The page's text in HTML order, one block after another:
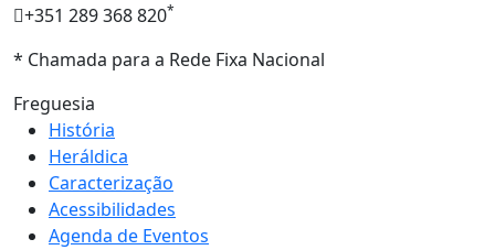
+351 289 368 820*
* Chamada para a Rede Fixa Nacional
Freguesia
História
Heráldica
Caracterização
Acessibilidades
Agenda de Eventos